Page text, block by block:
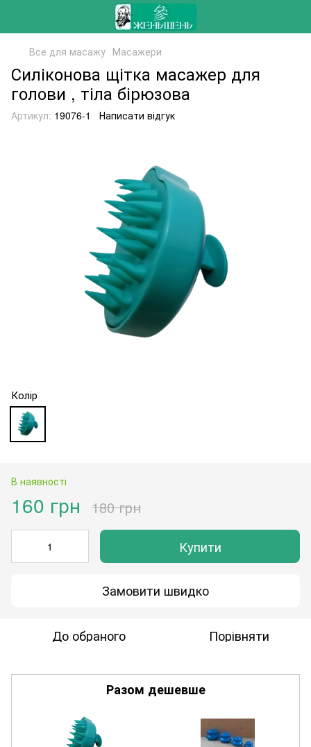
Все для масажу Масажери
Силіконова щітка масажер для
голови , тіла бірюзова
Артикул: 19076-1 Написати відгук
Колір
В наявності
160 грн 180 грн
Купити
Замовити швидко
До обраного Порівняти
Разом дешевше